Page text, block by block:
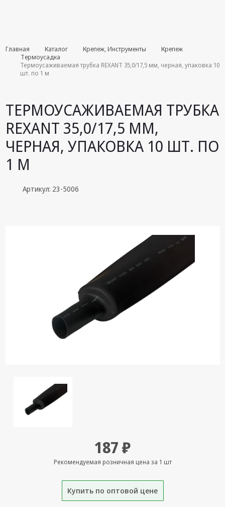
Комплекты
августа
Эфирное
Android TV
приставки
Блоки питания,
Сетевые
адаптеры
управления
сигнала 3G/4G и
Сотовой связи
Штекеры,
Переходники
A/V, HDMI
Крепеж,
Главная Каталог Крепеж, Инструменты
Крепеж
Термоусадка
Термоусаживаемая трубка REXANT 35,0/17,5 мм, черная, упаковка 10
шт. по 1 м
ТЕРМОУСАЖИВАЕМАЯ ТРУБКА
REXANT 35,0/17,5 ММ,
ЧЕРНАЯ, УПАКОВКА 10 ШТ. ПО
1 М
Артикул: 23-5006
187 ₽
Рекомендуемая розничная цена за 1 шт
Купить по оптовой цене